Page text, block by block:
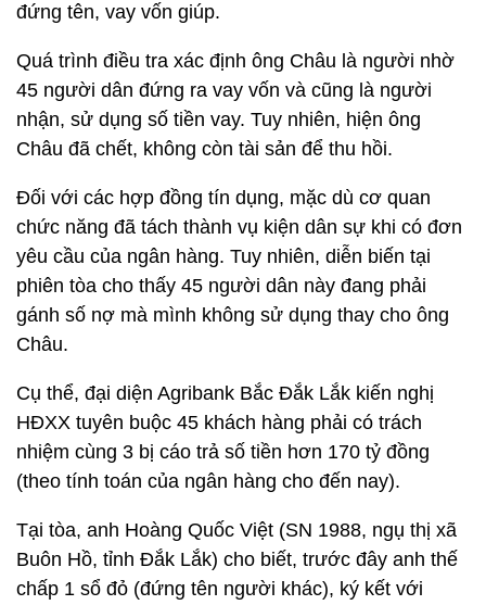
đứng tên, vay vốn giúp.
Quá trình điều tra xác định ông Châu là người nhờ
45 người dân đứng ra vay vốn và cũng là người
nhận, sử dụng số tiền vay. Tuy nhiên, hiện ông
Châu đã chết, không còn tài sản để thu hồi.
Đối với các hợp đồng tín dụng, mặc dù cơ quan
chức năng đã tách thành vụ kiện dân sự khi có đơn
yêu cầu của ngân hàng. Tuy nhiên, diễn biến tại
phiên tòa cho thấy 45 người dân này đang phải
gánh số nợ mà mình không sử dụng thay cho ông
Châu.
Cụ thể, đại diện Agribank Bắc Đắk Lắk kiến nghị
HĐXX tuyên buộc 45 khách hàng phải có trách
nhiệm cùng 3 bị cáo trả số tiền hơn 170 tỷ đồng
(theo tính toán của ngân hàng cho đến nay).
Tại tòa, anh Hoàng Quốc Việt (SN 1988, ngụ thị xã
Buôn Hồ, tỉnh Đắk Lắk) cho biết, trước đây anh thế
chấp 1 sổ đỏ (đứng tên người khác), ký kết với